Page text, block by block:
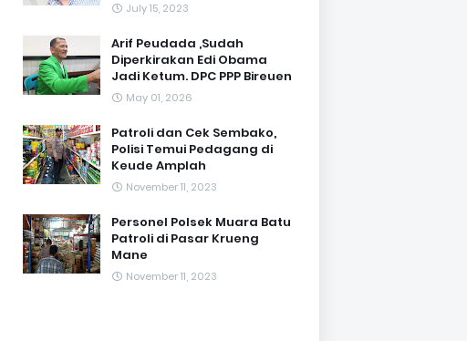
July 15, 2023
Arif Peudada ,Sudah
Diperkirakan Edi Obama
Jadi Ketum. DPC PPP Bireuen
May 01, 2026
Patroli dan Cek Sembako,
Polisi Temui Pedagang di
Keude Amplah
November 11, 2023
Personel Polsek Muara Batu
Patroli di Pasar Krueng
Mane
November 11, 2023